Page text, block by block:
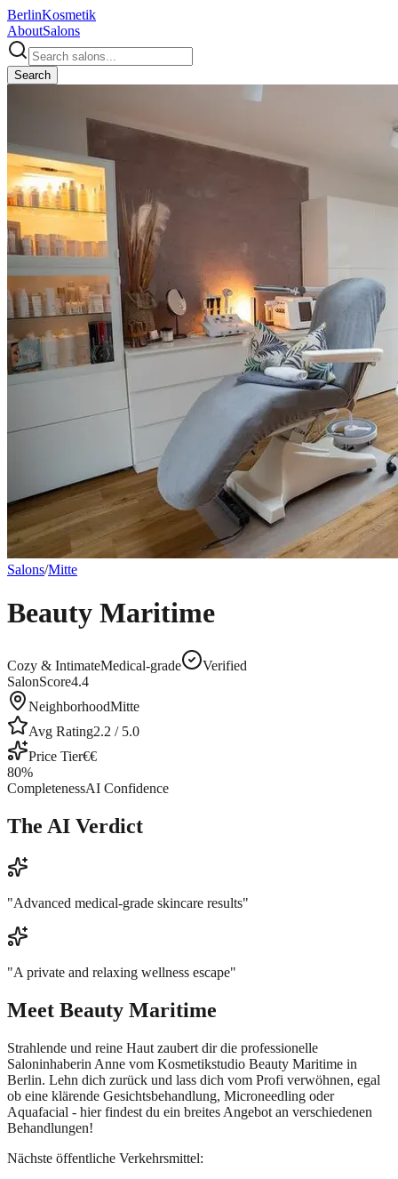
BerlinKosmetik
AboutSalons
Search
Salons/Mitte
Beauty Maritime
Cozy & IntimateMedical-grade
Verified
SalonScore4.4
NeighborhoodMitte
Avg Rating2.2 / 5.0
Price Tier€€
80%
CompletenessAI Confidence
The AI Verdict
"Advanced medical-grade skincare results"
"A private and relaxing wellness escape"
Meet Beauty Maritime
Strahlende und reine Haut zaubert dir die professionelle
Saloninhaberin Anne vom Kosmetikstudio Beauty Maritime in
Berlin. Lehn dich zurück und lass dich vom Profi verwöhnen, egal
ob eine klärende Gesichtsbehandlung, Microneedling oder
Aquafacial - hier findest du ein breites Angebot an verschiedenen
Behandlungen!
Nächste öffentliche Verkehrsmittel: